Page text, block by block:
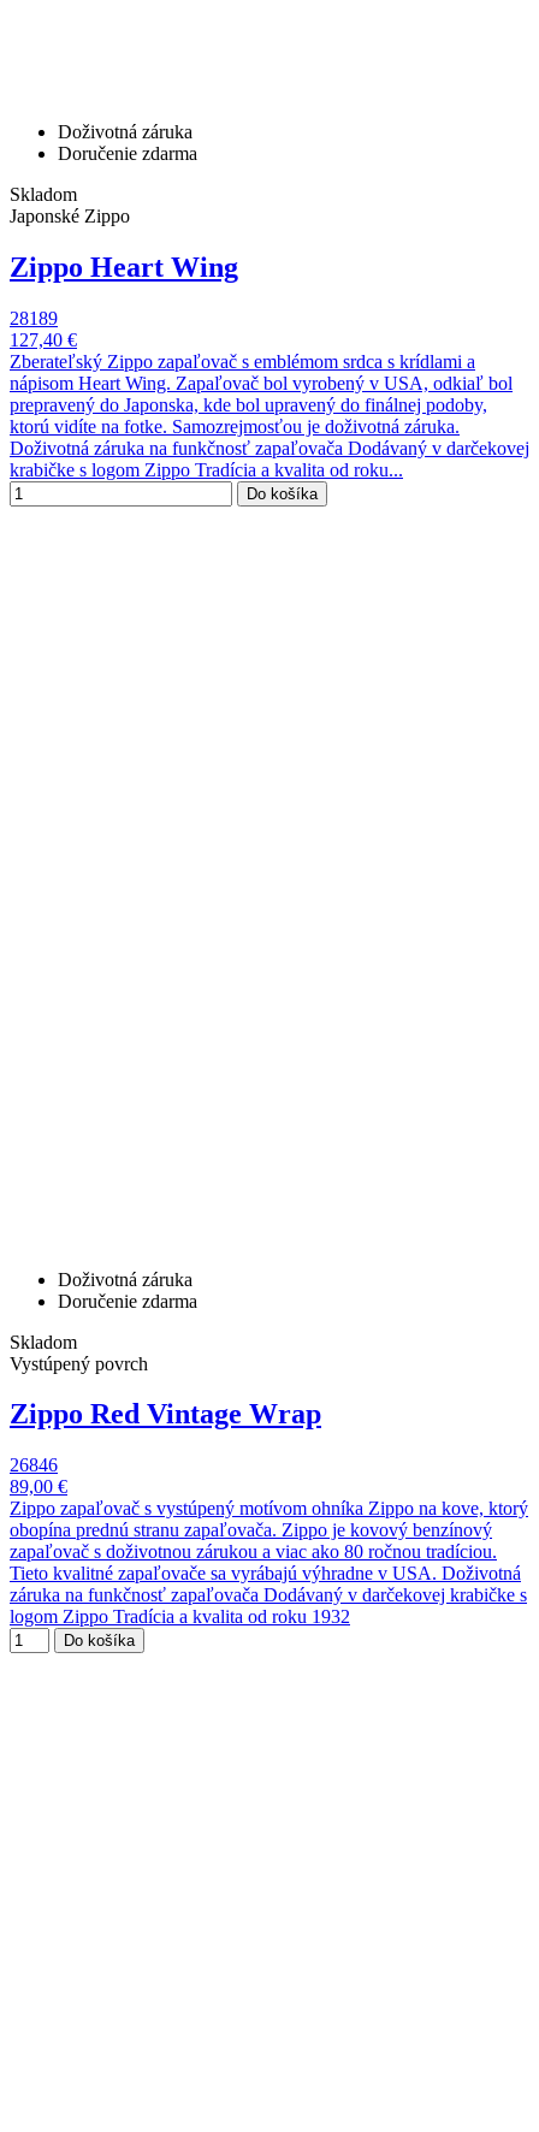
Doživotná záruka
Doručenie zdarma
Skladom
Japonské Zippo
Zippo Heart Wing
28189
127,40 €
Zberateľský Zippo zapaľovač s emblémom srdca s krídlami a
nápisom Heart Wing. Zapaľovač bol vyrobený v USA, odkiaľ bol
prepravený do Japonska, kde bol upravený do finálnej podoby,
ktorú vidíte na fotke. Samozrejmosťou je doživotná záruka.
Doživotná záruka na funkčnosť zapaľovača Dodávaný v darčekovej
krabičke s logom Zippo Tradícia a kvalita od roku...
Do košíka
Doživotná záruka
Doručenie zdarma
Skladom
Vystúpený povrch
Zippo Red Vintage Wrap
26846
89,00 €
Zippo zapaľovač s vystúpený motívom ohníka Zippo na kove, ktorý
obopína prednú stranu zapaľovača. Zippo je kovový benzínový
zapaľovač s doživotnou zárukou a viac ako 80 ročnou tradíciou.
Tieto kvalitné zapaľovače sa vyrábajú výhradne v USA. Doživotná
záruka na funkčnosť zapaľovača Dodávaný v darčekovej krabičke s
logom Zippo Tradícia a kvalita od roku 1932
Do košíka